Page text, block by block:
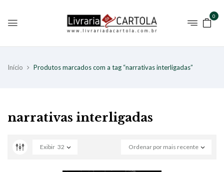
0
Início Produtos marcados com a tag “narrativas interligadas”
narrativas interligadas
Ordenar por mais recente
Exibir 32